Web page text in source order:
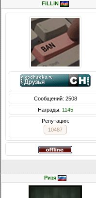
FiLLiN
Сообщений: 2508
Награды: 1145
Репутация:
10487
Ризя